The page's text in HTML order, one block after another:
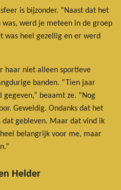
is bijzonder. “Naast dat het
was, werd je meteen in de groep
was heel gezellig en er werd
haar niet alleen sportieve
banden. “Tien jaar
beaamt ze. “Nog
Geweldig. Ondanks dat het
dat gebleven. Maar dat vind ik
belangrijk voor me, maar
Helder